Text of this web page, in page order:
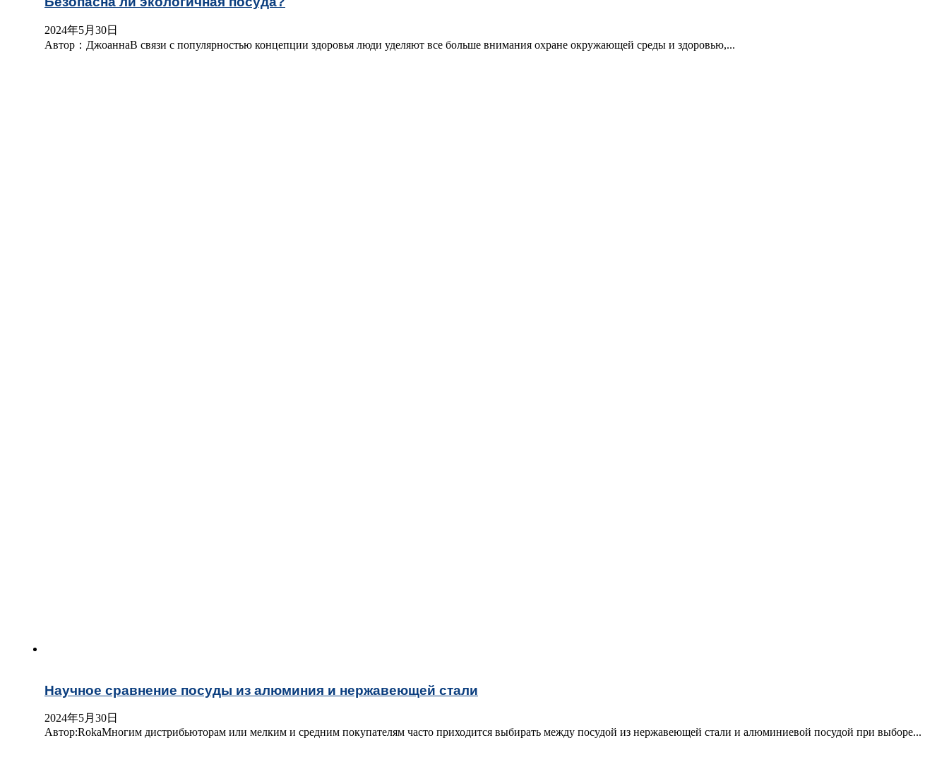
2024年5月30日
Автор：ДжоаннаВ связи с популярностью концепции здоровья люди уделяют все больше внимания охране окружающей среды и здоровью,...
Научное сравнение посуды из алюминия и нержавеющей стали
2024年5月30日
Автор:RokaМногим дистрибьюторам или мелким и средним покупателям часто приходится выбирать между посудой из нержавеющей стали и алюминиевой посудой при выборе...